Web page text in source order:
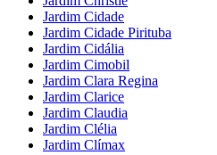
Jardim Cidade
Jardim Cidade Pirituba
Jardim Cidália
Jardim Cimobil
Jardim Clara Regina
Jardim Clarice
Jardim Claudia
Jardim Clélia
Jardim Clímax